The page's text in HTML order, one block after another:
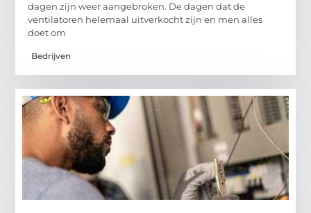
dagen zijn weer aangebroken. De dagen dat de
ventilatoren helemaal uitverkocht zijn en men alles
doet om
Bedrijven